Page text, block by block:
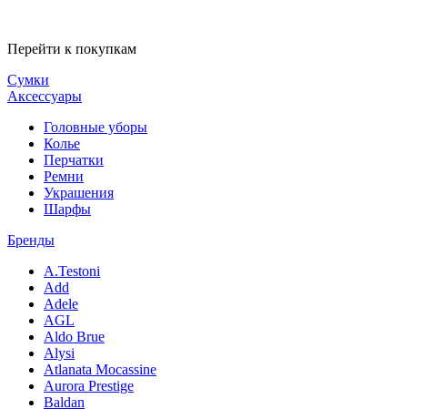
Перейти к покупкам
Сумки
Аксессуары
Головные уборы
Колье
Перчатки
Ремни
Украшения
Шарфы
Бренды
A.Testoni
Add
Adele
AGL
Aldo Brue
Alysi
Atlanata Mocassine
Aurora Prestige
Baldan